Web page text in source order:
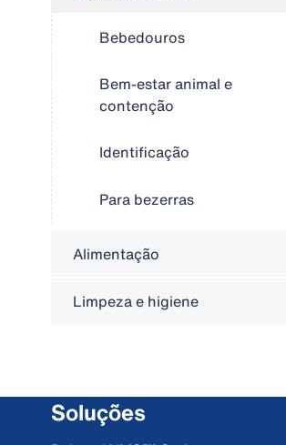
Bebedouros
Bem-estar animal e
contenção
Identificação
Para bezerras
Alimentação
Limpeza e higiene
Soluções